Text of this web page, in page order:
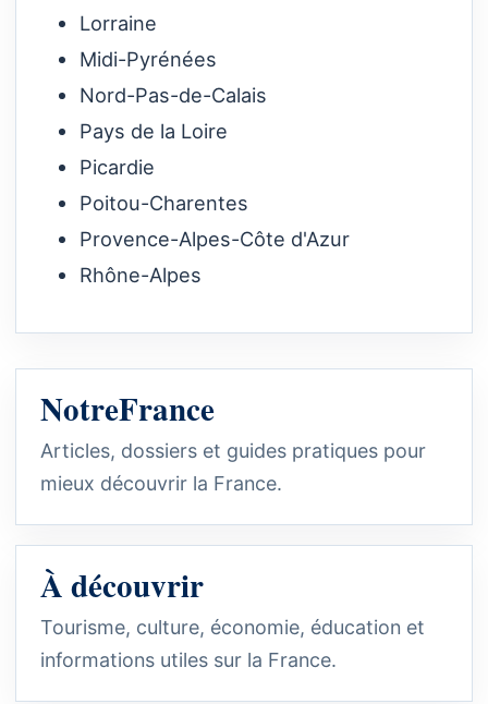
Lorraine
Midi-Pyrénées
Nord-Pas-de-Calais
Pays de la Loire
Picardie
Poitou-Charentes
Provence-Alpes-Côte d'Azur
Rhône-Alpes
NotreFrance
Articles, dossiers et guides pratiques pour
mieux découvrir la France.
À découvrir
Tourisme, culture, économie, éducation et
informations utiles sur la France.